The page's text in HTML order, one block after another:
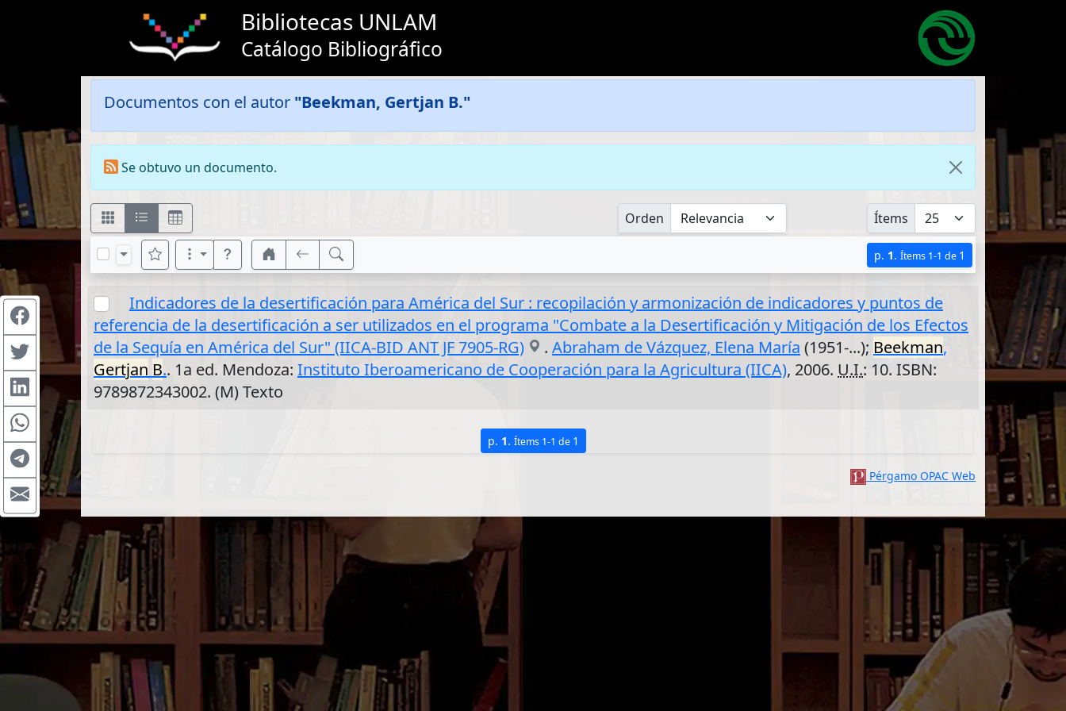
Bibliotecas UNLAM
Catálogo Bibliográfico
Documentos con el autor "Beekman, Gertjan B."
Se obtuvo un documento.
Orden Ítems
p. 1. Ítems 1-1 de 1
Indicadores de la desertificación para América del Sur : recopilación y armonización de indicadores y puntos de
referencia de la desertificación a ser utilizados en el programa "Combate a la Desertificación y Mitigación de los Efectos
de la Sequía en América del Sur" (IICA-BID ANT JF 7905-RG)
. Abraham de Vázquez, Elena María (1951-...); Beekman,
Gertjan B.. 1a ed. Mendoza: Instituto Iberoamericano de Cooperación para la Agricultura (IICA), 2006. U.I.: 10. ISBN:
9789872343002. (M) Texto
p. 1. Ítems 1-1 de 1
Pérgamo OPAC Web